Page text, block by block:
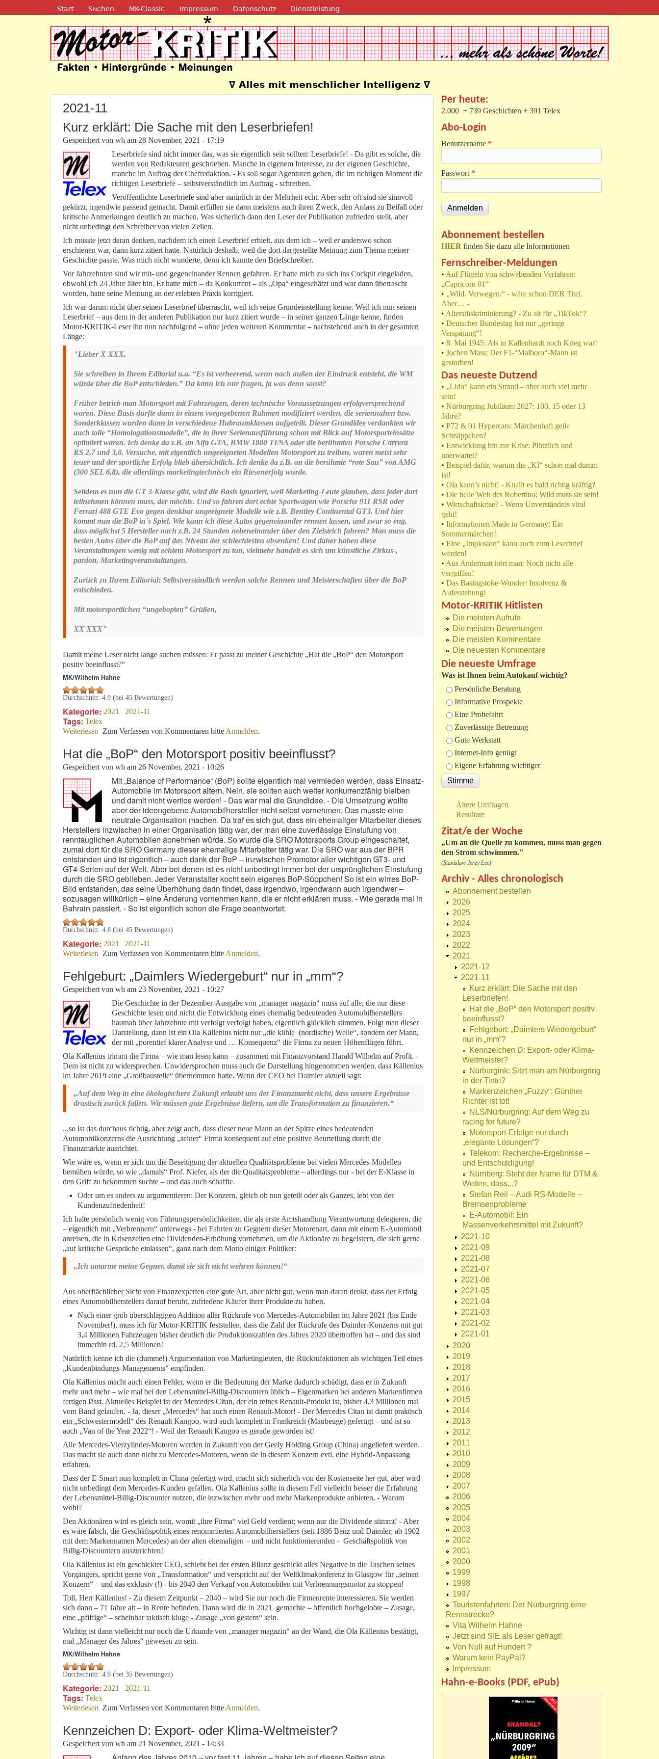
Direkt zum Inhalt
Navigation
Start Suchen MK-Classic Impressum Datenschutz Dienstleistung
Motor-Kritik.de∇ Alles mit menschlicher Intelligenz ∇
2021-11
Kurz erklärt: Die Sache mit den Leserbriefen!
Gespeichert von wh am 28 November, 2021 - 17:19
Leserbriefe sind nicht immer das, was sie eigentlich sein sollten: Leserbriefe! - Da gibt es solche, die
werden von Redakteuren geschrieben. Manche in eigenem Interesse, zu der eigenen Geschichte,
manche im Auftrag der Chefredaktion. - Es soll sogar Agenturen geben, die im richtigen Moment die
richtigen Leserbriefe – selbstverständlich im Auftrag - schreiben.
Veröffentlichte Leserbriefe sind aber natürlich in der Mehrheit echt. Aber sehr oft sind sie sinnvoll
gekürzt, irgendwie passend gemacht. Damit erfüllen sie dann meistens auch ihren Zweck, den Anlass zu Beifall oder
kritische Anmerkungen deutlich zu machen. Was sicherlich dann den Leser der Publikation zufrieden stellt, aber
nicht unbedingt den Schreiber von vielen Zeilen.
Ich musste jetzt daran denken, nachdem ich einen Leserbrief erhielt, aus dem ich – weil er anderswo schon
erschienen war, dann kurz zitiert hatte. Natürlich deshalb, weil die dort dargestellte Meinung zum Thema meiner
Geschichte passte. Was mich nicht wunderte, denn ich kannte den Briefschreiber.
Vor Jahrzehnten sind wir mit- und gegeneinander Rennen gefahren. Er hatte mich zu sich ins Cockpit eingeladen,
obwohl ich 24 Jahre älter bin. Er hatte mich – da Konkurrent – als „Opa“ eingeschätzt und war dann überrascht
worden, hatte seine Meinung an der erlebten Praxis korrigiert.
Ich war darum nicht über seinen Leserbrief überrascht, weil ich seine Grundeinstellung kenne. Weil ich nun seinen
Leserbrief – aus dem in der anderen Publikation nur kurz zitiert wurde – in seiner ganzen Länge kenne, finden
Motor-KRITIK-Leser ihn nun nachfolgend – ohne jeden weiteren Kommentar – nachstehend auch in der gesamten
Länge:
"Lieber X XXX,
Sie schreiben in Ihrem Editorial u.a. “Es ist verheerend, wenn nach außen der Eindruck entsteht, die WM
würde über die BoP entschieden.” Da kann ich nur fragen, ja was denn sonst?
Früher betrieb man Motorsport mit Fahrzeugen, deren technische Voraussetzungen erfolgversprechend
waren. Diese Basis durfte dann in einem vorgegebenen Rahmen modifiziert werden, die seriennahen bzw.
Sonderklassen wurden dann in verschiedene Hubraumklassen aufgeteilt. Dieser Grundidee verdankten wir
auch tolle “Homologationsmodelle”, die in ihrer Serienausführung schon mit Blick auf Motorsporteinsätze
optimiert waren. Ich denke da z.B. an Alfa GTA, BMW 1800 TI/SA oder die berühmten Porsche Carrera
RS 2,7 und 3,0. Versuche, mit eigentlich ungeeigneten Modellen Motorsport zu treiben, waren meist sehr
teuer und der sportliche Erfolg blieb übersichtlich. Ich denke da z.B. an die berühmte “rote Sau” von AMG
(300 SEL 6,8), die allerdings marketingtechnisch ein Riesenerfolg wurde.
Seitdem es nun die GT 3-Klasse gibt, wird die Basis ignoriert, weil Marketing-Leute glauben, dass jeder dort
teilnehmen können muss, der möchte. Und so fahren dort echte Sportwagen wie Porsche 911 RSR oder
Ferrari 488 GTE Evo gegen denkbar ungeeignete Modelle wie z.B. Bentley Continental GT3. Und hier
kommt nun die BoP in´s Spiel. Wie kann ich diese Autos gegeneinander rennen lassen, und zwar so eng,
dass möglichst 5 Hersteller nach z.B. 24 Stunden nebeneinander über den Zielstrich fahren? Man muss die
besten Autos über die BoP auf das Niveau der schlechtesten absenken! Und daher haben diese
Veranstaltungen wenig mit echtem Motorsport zu tun, vielmehr handelt es sich um künstliche Zirkus-,
pardon, Marketingveranstaltungen.
Zurück zu Ihrem Editorial: Selbstverständlich werden solche Rennen und Meisterschaften über die BoP
entschieden.
Mit motorsportlichen “ungebopten” Grüßen,
XX XXX"
Damit meine Leser nicht lange suchen müssen: Er passt zu meiner Geschichte „Hat die „BoP“ den Motorsport
positiv beeinflusst?“
MK/Wilhelm Hahne
Durchschnitt: 4.9 (bei 45 Bewertungen)
Kategorie: 2021 2021-11
Tags: Telex
Weiterlesen über Kurz erklärt: Die Sache mit den Leserbriefen!
Zum Verfassen von Kommentaren bitte Anmelden.
Hat die „BoP“ den Motorsport positiv beeinflusst?
Gespeichert von wh am 26 November, 2021 - 10:26
Mit „Balance of Performance“ (BoP) sollte eigentlich mal vermieden werden, dass Einsatz-
Automobile im Motorsport altern. Nein, sie sollten auch weiter konkurrenzfähig bleiben
und damit nicht wertlos werden! - Das war mal die Grundidee. - Die Umsetzung wollte
aber der ideengebene Automobilhersteller nicht selbst vornehmen. Das musste eine
neutrale Organisation machen. Da traf es sich gut, dass ein ehemaliger Mitarbeiter dieses
Herstellers inzwischen in einer Organisation tätig war, der man eine zuverlässige Einstufung von
renntauglichen Automobilen abnehmen würde. So wurde die SRO Motorsports Group eingeschaltet,
zumal dort für die SRO Germany dieser ehemalige Mitarbeiter tätig war. Die SRO war aus der BPR
entstanden und ist eigentlich – auch dank der BoP – inzwischen Promotor aller wichtigen GT3- und
GT4-Serien auf der Welt. Aber bei denen ist es nicht unbedingt immer bei der ursprünglichen Einstufung
durch die SRO geblieben. Jeder Veranstalter kocht sein eigenes BoP-Süppchen! So ist ein wirres BoP-
Bild entstanden, das seine Überhöhung darin findet, dass irgendwo, irgendwann auch irgendwer –
sozusagen willkürlich – eine Änderung vornehmen kann, die er nicht erklären muss. - Wie gerade mal in
Bahrain passiert. - So ist eigentlich schon die Frage beantwortet:
Durchschnitt: 4.8 (bei 45 Bewertungen)
Kategorie: 2021
2021-11
Weiterlesen über Hat die „BoP“ den Motorsport positiv beeinflusst?
Zum Verfassen von Kommentaren bitte Anmelden.
Fehlgeburt: „Daimlers Wiedergeburt“ nur in „mm“?
Gespeichert von wh am 23 November, 2021 - 10:27
Die Geschichte in der Dezember-Ausgabe von „manager magazin“ muss auf alle, die nur diese
Geschichte lesen und nicht die Entwicklung eines ehemalig bedeutenden Automobilherstellers
hautnah über Jahrzehnte mit verfolgt verfolgt haben, eigentlich glücklich stimmen. Folgt man dieser
Darstellung, dann ist ein Ola Källenius nicht nur „die kühle (nordische) Welle“, sondern der Mann,
der mit „porentief klarer Analyse und … Konsequenz“ die Firma zu neuen Höhenflügen führt.
Ola Källenius trimmt die Firma – wie man lesen kann – zusammen mit Finanzvorstand Harald Wilhelm auf Profit. -
Dem ist nicht zu widersprechen. Unwidersprochen muss auch die Darstellung hingenommen werden, dass Källenius
im Jahre 2019 eine „Großbaustelle“ übernommen hatte. Wenn der CEO bei Daimler aktuell sagt:
„Auf dem Weg in eine ökologischere Zukunft erlaubt uns der Finanzmarkt nicht, dass unsere Ergebnisse
drastisch zurück fallen. Wir müssen gute Ergebnisse liefern, um die Transformation zu finanzieren.“
...so ist das durchaus richtig, aber zeigt auch, dass dieser neue Mann an der Spitze eines bedeutenden
Automobilkonzerns die Ausrichtung „seiner“ Firma konsequent auf eine positive Beurteilung durch die
Finanzmärkte ausrichtet.
Wie wäre es, wenn er sich um die Beseitigung der aktuellen Qualitätsprobleme bei vielen Mercedes-Modellen
bemühen würde, so wie „damals“ Prof. Niefer, als der die Qualitätsprobleme – allerdings nur - bei der E-Klasse in
den Griff zu bekommen suchte – und das auch schaffte.
Oder um es anders zu argumentieren: Der Konzern, gleich ob nun geteilt oder als Ganzes, lebt von der
Kundenzufriedenheit!
Ich halte persönlich wenig von Führungspersönlichkeiten, die als erste Amtshandlung Verantwortung delegieren, die
– eigentlich mit „Verbrennern“ unterwegs - bei Fahrten zu Gegnern dieser Motorenart, dann mit einem E-Automobil
anreisen, die in Krisenzeiten eine Dividenden-Erhöhung vornehmen, um die Aktionäre zu begeistern, die sich gerne
„auf kritische Gespräche einlassen“, ganz nach dem Motto einiger Politiker:
„Ich umarme meine Gegner, damit sie sich nicht wehren können!“
Aus oberflächlicher Sicht von Finanzexperten eine gute Art, aber nicht gut, wenn man daran denkt, dass der Erfolg
eines Automobilherstellers darauf beruht, zufriedene Käufer ihrer Produkte zu haben.
Nach einer grob überschlägigen Addition aller Rückrufe von Mercedes-Automobilen im Jahre 2021 (bis Ende
November!), muss ich für Motor-KRITIK feststellen, dass die Zahl der Rückrufe des Daimler-Konzerns mit gut
3,4 Millionen Fahrzeugen bisher deutlich die Produktionszahlen des Jahres 2020 übertroffen hat – und das sind
immerhin rd. 2,5 Millionen!
Natürlich kenne ich die (dumme!) Argumentation von Marketingleuten, die Rückrufaktionen als wichtigen Teil eines
„Kundenbindungs-Managements“ empfinden.
Ola Källenius macht auch einen Fehler, wenn er die Bedeutung der Marke dadurch schädigt, dass er in Zukunft
mehr und mehr – wie mal bei den Lebensmittel-Billig-Discountern üblich – Eigenmarken bei anderen Markenfirmen
fertigen lässt. Aktuelles Beispiel ist der Mercedes Citan, der ein reines Renault-Produkt ist, bisher 4,3 Millionen mal
vom Band gelaufen. - Ja, dieser „Mercedes“ hat auch einen Renault-Motor! - Der Mercedes Citan ist damit praktisch
ein „Schwestermodell“ des Renault Kangoo, wird auch komplett in Frankreich (Maubeuge) gefertigt – und ist so
auch „Van of the Year 2022“! - Weil der Renault Kangoo es gerade geworden ist!
Alle Mercedes-Vierzylinder-Motoren werden in Zukunft von der Geely Holding Group (China) angeliefert werden.
Das macht sie auch dann nicht zu Mercedes-Motoren, wenn sie in diesem Konzern evtl. eine Hybrid-Anpassung
erfahren.
Dass der E-Smart nun komplett in China gefertigt wird, macht sich sicherlich von der Kostenseite her gut, aber wird
nicht unbedingt dem Mercedes-Kunden gefallen. Ola Källenius sollte in diesem Fall vielleicht besser die Erfahrung
der Lebensmittel-Billig-Discounter nutzen, die inzwischen mehr und mehr Markenprodukte anbieten. - Warum
wohl?
Den Aktionären wird es gleich sein, womit „ihre Firma“ viel Geld verdient; wenn nur die Dividende stimmt! - Aber
es wäre falsch, die Geschäftspolitik eines renommierten Automobilherstellers (seit 1886 Benz und Daimler; ab 1902
mit dem Markennamen Mercedes) an der alten ehemaligen – und nicht funktionierenden - Geschäftspolitik von
Billig-Discountern auszurichten!
Ola Källenius ist ein geschickter CEO, schiebt bei der ersten Bilanz geschickt alles Negative in die Taschen seines
Vorgängers, spricht gerne von „Transformation“ und verspricht auf der Weltklimakonferenz in Glasgow für „seinen
Konzern“ – und das exklusiv (!) - bis 2040 den Verkauf von Automobilen mit Verbrennungsmotor zu stoppen!
Toll, Herr Källenius! - Zu diesem Zeitpunkt – 2040 – wird Sie nur noch die Firmenrente interessieren. Sie werden
sich dann – 71 Jahre alt – in Rente befinden. Dann wird die in 2021 gemachte – öffentlich hochgelobte – Zusage,
eine „pfiffige“ – scheinbar taktisch kluge - Zusage „von gestern“ sein.
Wichtig ist dann vielleicht nur noch die Urkunde von „manager magazin“ an der Wand, die Ola Källenius bestätigt,
mal „Manager des Jahres“ gewesen zu sein.
MK/Wilhelm Hahne
Durchschnitt: 4.9 (bei 35 Bewertungen)
Kategorie: 2021 2021-11
Tags: Telex
Weiterlesen über Fehlgeburt: „Daimlers Wiedergeburt“ nur in „mm“?
Zum Verfassen von Kommentaren bitte Anmelden.
Kennzeichen D: Export- oder Klima-Weltmeister?
Gespeichert von wh am 21 November, 2021 - 14:34
Per heute:
2.000 + 739 Geschichten + 391 Telex
Abo-Login
Benutzername *
Passwort *
Abonnement bestellen
HIER finden Sie dazu alle Informationen
Fernschreiber-Meldungen
• Auf Flügeln von schwebenden Verfahren:
„Capricorn 01“
• „Wild. Verwegen.“ - wäre schon DER Titel.
Aber… -
• Altersdiskriminierung? - Zu alt für „TikTok“?
• Deutscher Bundestag hat nur „geringe
Verspätung“!
• 8. Mai 1945: Als in Kallenhardt noch Krieg war!
• Jochen Mass: Der F1-“Malboro“-Mann ist
gestorben!
Das neueste Dutzend
• „Lido“ kann ein Strand – aber auch viel mehr
sein!
• Nürburgring Jubiläum 2027: 100, 15 oder 13
Jahre?
• P72 & 01 Hypercars: Märchenhaft geile
Schnäppchen?
• Entwicklung hin zur Krise: Plötzlich und
unerwartet?
• Beispiel dafür, warum die „KI“ schon mal dumm
ist!
• Ola kann’s nicht! - Knallt es bald richtig kräftig?
• Die heile Welt des Robertino: Wild muss sie sein!
• Wirtschaftskrise? - Wenn Unverständnis viral
geht!
• Informationen Made in Germany: Ein
Sommermärchen!
• Eine „Implosion“ kann auch zum Leserbrief
werden!
• Aus Andermatt hört man: Noch nicht alle
vergriffen!
• Das Basingstoke-Wunder: Insolvenz &
Auferstehung!
Motor-KRITIK Hitlisten
Die meisten Aufrufe
Die meisten Bewertungen
Die meisten Kommentare
Die neuesten Kommentare
Die neueste Umfrage
Was ist Ihnen beim Autokauf wichtig?
Auswahlmöglichkeiten
Persönliche Beratung
Informative Prospekte
Eine Probefahrt
Zuverlässige Betreuung
Gute Werkstatt
Internet-Info genügt
Eigene Erfahrung wichtiger
Ältere Umfragen
Resultate
Zitat/e der Woche
„Um an die Quelle zu kommen, muss man gegen
den Strom schwimmen."
(Stanislaw Jerzy Lec)
Archiv - Alles chronologisch
Abonnement bestellen
2026
2025
2024
2023
2022
2021
2021-12
2021-11
Kurz erklärt: Die Sache mit den
Leserbriefen!
Hat die „BoP“ den Motorsport positiv
beeinflusst?
Fehlgeburt: „Daimlers Wiedergeburt“
nur in „mm“?
Kennzeichen D: Export- oder Klima-
Weltmeister?
Nürburgink: Sitzt man am Nürburgring
in der Tinte?
Markenzeichen „Fuzzy“: Günther
Richter ist tot!
NLS/Nürburgring: Auf dem Weg zu
racing for future?
Motorsport-Erfolge nur durch
„elegante Lösungen“?
Telekom: Recherche-Ergebnisse –
und Entschuldigung!
Nürnberg: Steht der Name für DTM &
Wetten, dass...?
Stefan Reil – Audi RS-Modelle –
Bremsenprobleme
E-Automobil: Ein
Massenverkehrsmittel mit Zukunft?
2021-10
2021-09
2021-08
2021-07
2021-06
2021-05
2021-04
2021-03
2021-02
2021-01
2020
2019
2018
2017
2016
2015
2014
2013
2012
2011
2010
2009
2008
2007
2006
2005
2004
2003
2002
2001
2000
1999
1998
1997
Touristenfahrten: Der Nürburgring eine
Rennstrecke?
Vita Wilhelm Hahne
Jetzt sind SIE als Leser gefragt!
Von Null auf Hundert ?
Warum kein PayPal?
Impressum
Hahn-e-Books (PDF, ePub)